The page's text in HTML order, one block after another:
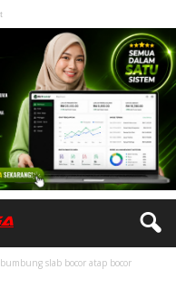
slab bocor atap bocor